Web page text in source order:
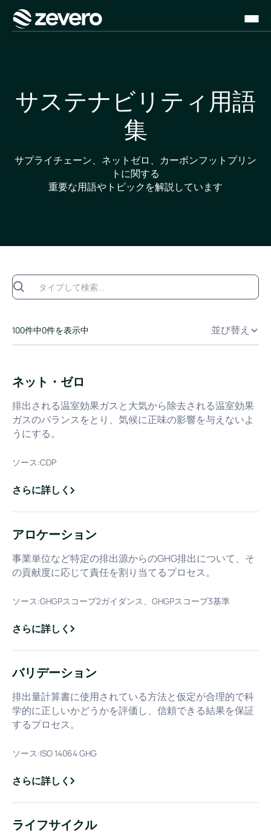
ホーム
サステナビリティ用語
集
サプライチェーン、ネットゼロ、カーボンフットプリン
トに関する
重要な用語やトピックを解説しています
100件中0件を表示中 並び替え
ネット・ゼロ
排出される温室効果ガスと大気から除去される温室効果
ガスのバランスをとり、気候に正味の影響を与えないよ
うにする。
ソース:CDP
さらに詳しく
about
ネット・ゼロ
アロケーション
事業単位など特定の排出源からのGHG排出について、そ
の貢献度に応じて責任を割り当てるプロセス。
ソース:GHGPスコープ2ガイダンス、GHGPスコープ3基準
さらに詳しく
about
アロケーション
バリデーション
排出量計算書に使用されている方法と仮定が合理的で科
学的に正しいかどうかを評価し、信頼できる結果を保証
するプロセス。
ソース:ISO 14064 GHG
さらに詳しく
about
バリデーション
ライフサイクル